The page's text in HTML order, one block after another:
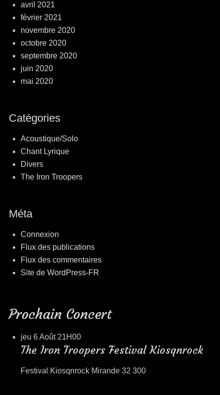
avril 2021
février 2021
novembre 2020
octobre 2020
septembre 2020
juin 2020
mai 2020
Catégories
Acoustique/Solo
Chant Lyrique
Divers
The Iron Troopers
Méta
Connexion
Flux des publications
Flux des commentaires
Site de WordPress-FR
Prochain Concert
jeu 6 Août 21H00
The Iron Troopers Festival Kiosqnrock
Festival Kiosqnrock Mirande 32 300